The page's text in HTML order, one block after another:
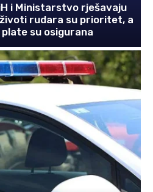
i Ministarstvo rješavaju
životi rudara su prioritet, a
su osigurana